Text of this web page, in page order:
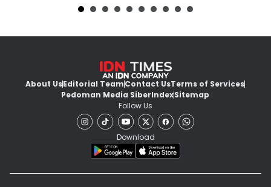
About UsEditorial TeamContact UsTerms of Services
Pedoman Media SiberIndexSitemap
Follow Us
Download